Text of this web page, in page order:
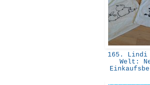
165. Lindi
Welt: